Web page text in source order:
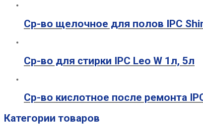
Ср-во щелочное для полов IPC
Ср-во для стирки IPC Leo W 1л, 5л
Ср-во кислотное после ремонта
Категории товаров